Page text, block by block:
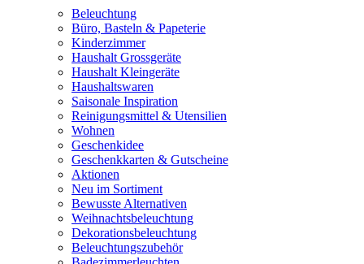
Beleuchtung
Büro, Basteln & Papeterie
Kinderzimmer
Haushalt Grossgeräte
Haushalt Kleingeräte
Haushaltswaren
Saisonale Inspiration
Reinigungsmittel & Utensilien
Wohnen
Geschenkidee
Geschenkkarten & Gutscheine
Aktionen
Neu im Sortiment
Bewusste Alternativen
Weihnachtsbeleuchtung
Dekorationsbeleuchtung
Beleuchtungszubehör